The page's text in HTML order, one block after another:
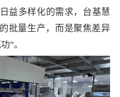
多样化的需求，台基慧
批量生产，而是聚焦差异
”。